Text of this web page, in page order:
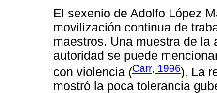
El sexenio de Adolfo López
movilización continua de
maestros. Una muestra de
autoridad se puede
con violencia (Carr, 1996). La
mostró la poca tolerancia